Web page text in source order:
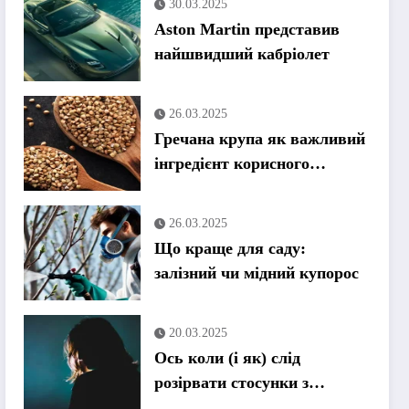
продовжують скасовувати
візи
30.03.2025
Aston Martin представив
найшвидший кабріолет
26.03.2025
Гречана крупа як важливий
інгредієнт корисного
26.03.2025
Що краще для саду:
залізний чи мідний купорос
20.03.2025
Ось коли (і як) слід
розірвати стосунки з